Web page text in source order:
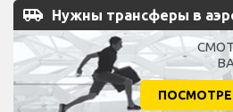
airport_shuttle Нужны трансферы в